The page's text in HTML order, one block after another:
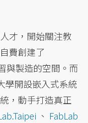
才，開始關注教
費創建了
與製造的空間。而
學開設嵌入式系統
，動手打造真正
、 FabLab